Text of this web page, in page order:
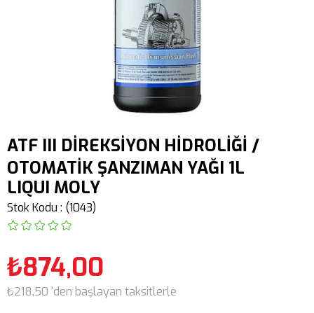
ATF III DİREKSİYON HİDROLİĞİ /
OTOMATİK ŞANZIMAN YAĞI 1L
LIQUI MOLY
Stok Kodu (1043)
₺874,00
₺218,50 'den başlayan taksitlerle